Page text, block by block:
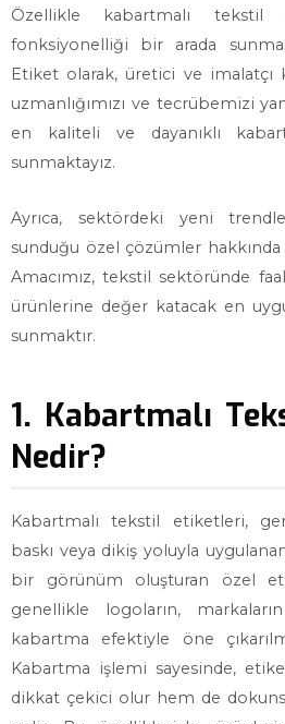
Özellikle kabartmalı
fonksiyonelliği bir arada
Etiket olarak, üretici ve
uzmanlığımızı ve tecrübemizi
en kaliteli ve dayanıklı
sunmaktayız.
Ayrıca, sektördeki yeni
sunduğu özel çözümler hakkında
Amacımız, tekstil sektöründe
ürünlerine değer katacak en
sunmaktır.
1. Kabartmalı
Nedir?
Kabartmalı tekstil etiketleri,
baskı veya dikiş yoluyla
bir görünüm oluşturan özel
genellikle logoların,
kabartma efektiyle öne
Kabartma işlemi sayesinde,
dikkat çekici olur hem de